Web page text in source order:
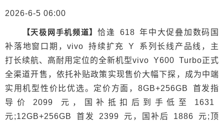
2026-6-5 06:00
【天极网手机频道】恰逢 618 年中大促叠加数码国
补落地窗口期，vivo 持续扩充 Y 系列长线产品线，主
打长续航、高耐用定位的全新机型vivo Y600 Turbo正式
全渠道开售，依托补贴政策实现售价大幅下探，成为中端
实用机型性价比优选。定价方面，8GB+256GB 首发指
导价 2099 元，国补抵扣后到手低至 1631
元;12GB+256GB 首发 2399 元，国补后 1886 元;顶